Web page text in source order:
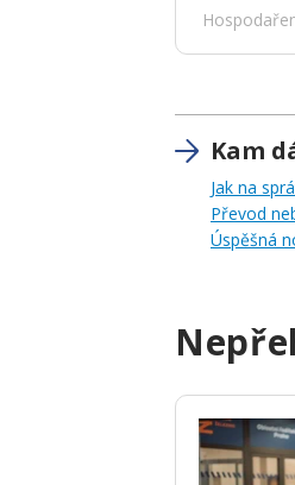
Kam
Jak na
Převod
Úspěšná